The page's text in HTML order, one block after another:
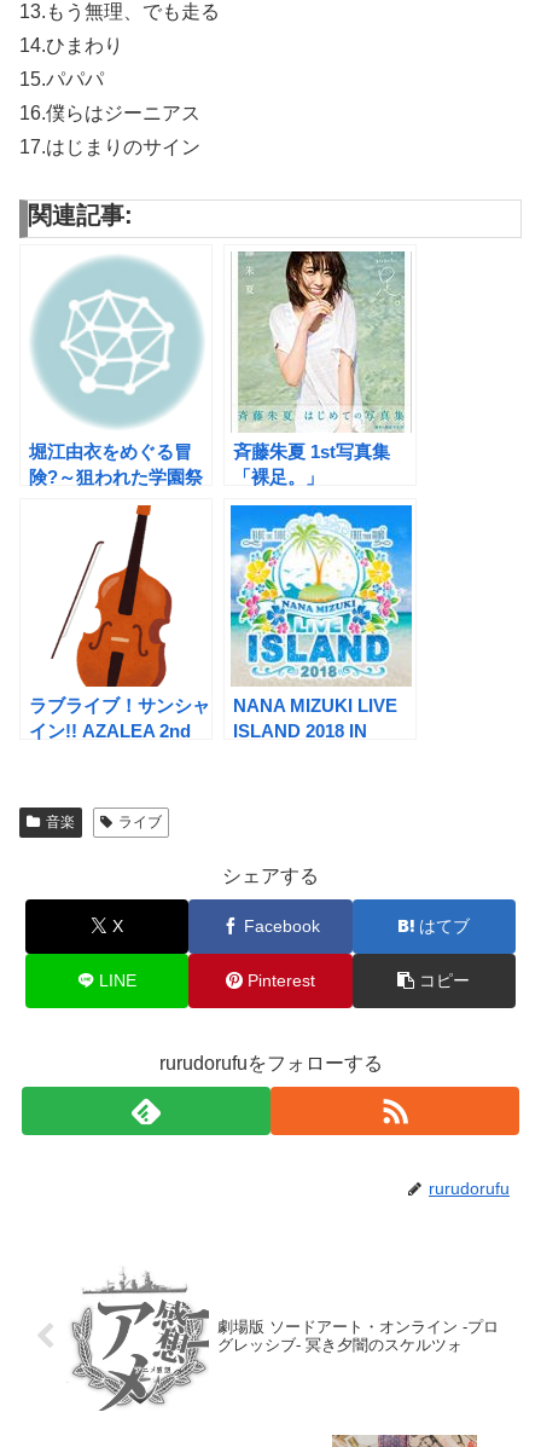
13.もう無理、でも走る
14.ひまわり
15.パパパ
16.僕らはジーニアス
17.はじまりのサイン
関連記事:
堀江由衣をめぐる冒
険?～狙われた学園祭
斉藤朱夏 1st写真集
「裸足。」
ラブライブ！サンシャ
イン!! AZALEA 2nd
DAY1
NANA MIZUKI LIVE
ISLAND 2018 IN
音楽 ライブ
シェアする
X Facebook はてブ
LINE Pinterest コピー
rurudorufuをフォローする
rurudorufu
劇場版 ソードアート・オンライン -プロ
グレッシブ- 冥き夕闇のスケルツォ